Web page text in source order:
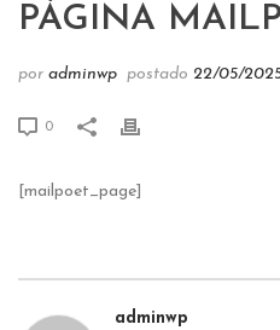
PÁGINA
por adminwp postado 22/05/
0
[mailpoet_page]
adminwp